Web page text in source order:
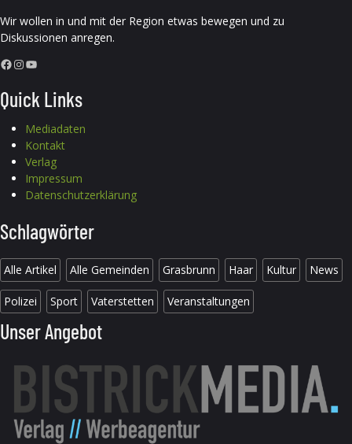
Wir wollen in und mit der Region etwas bewegen und zu
Diskussionen anregen.
Facebook InstagramYouTube
Quick Links
Mediadaten
Kontakt
Verlag
Impressum
Datenschutzerklärung
Schlagwörter
Alle Artikel Alle Gemeinden Grasbrunn Haar Kultur News
Polizei Sport Vaterstetten Veranstaltungen
Unser Angebot